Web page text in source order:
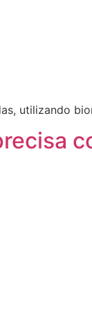
utilizando